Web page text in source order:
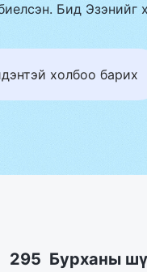
Бид Эзэнийг
холбоо барих
295 Бурханы